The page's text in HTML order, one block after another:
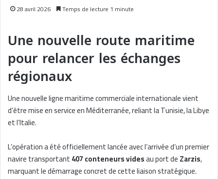
28 avril 2026 Temps de lecture 1 minute
Une nouvelle route maritime
pour relancer les échanges
régionaux
Une nouvelle ligne maritime commerciale internationale vient
d’être mise en service en Méditerranée, reliant la Tunisie, la Libye
et l’Italie.
L’opération a été officiellement lancée avec l’arrivée d’un premier
navire transportant407 conteneurs videsau port deZarzis,
marquant le démarrage concret de cette liaison stratégique.